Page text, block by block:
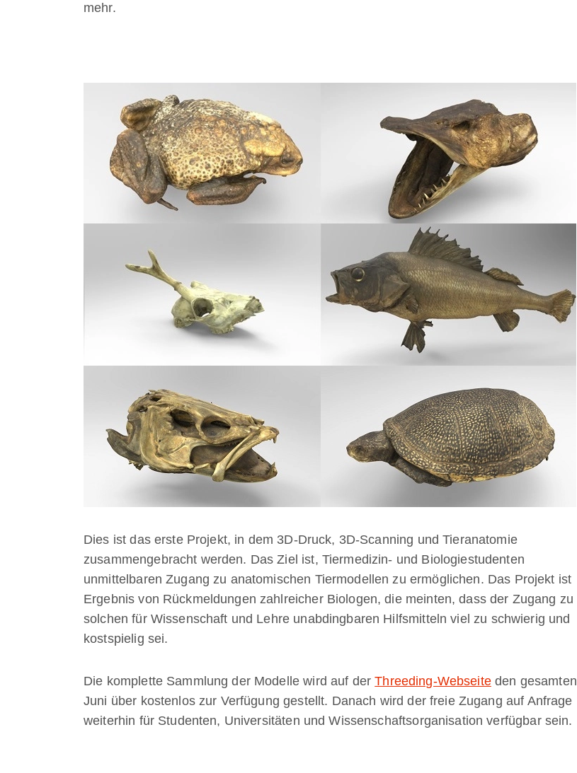
mehr.
Dies ist das erste Projekt, in dem 3D-Druck, 3D-Scanning und Tieranatomie
zusammengebracht werden. Das Ziel ist, Tiermedizin- und Biologiestudenten
unmittelbaren Zugang zu anatomischen Tiermodellen zu ermöglichen. Das Projekt ist
Ergebnis von Rückmeldungen zahlreicher Biologen, die meinten, dass der Zugang zu
solchen für Wissenschaft und Lehre unabdingbaren Hilfsmitteln viel zu schwierig und
kostspielig sei.
Die komplette Sammlung der Modelle wird auf derThreeding-Webseiteden gesamten
Juni über kostenlos zur Verfügung gestellt. Danach wird der freie Zugang auf Anfrage
weiterhin für Studenten, Universitäten und Wissenschaftsorganisation verfügbar sein.